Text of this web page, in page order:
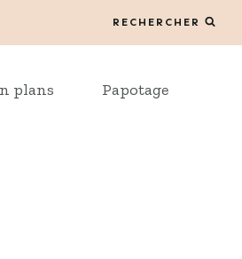
RECHERCHER
plans Papotage